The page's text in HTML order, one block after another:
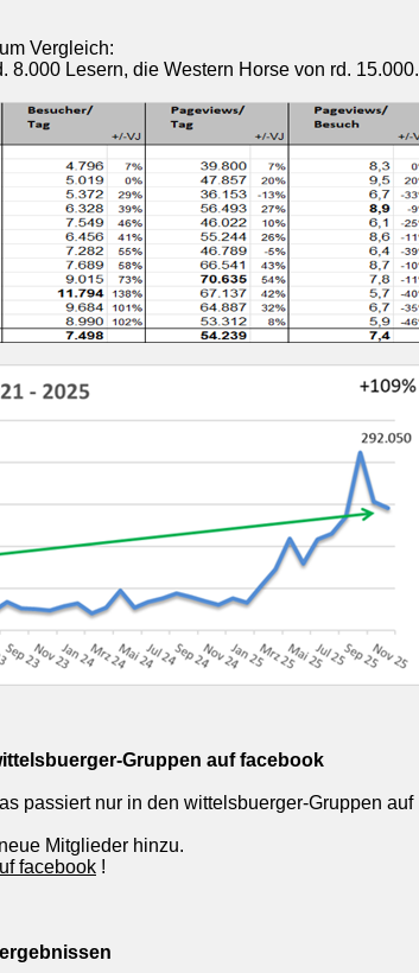
Vergleich:
Lesern, die Western Horse von rd. 15.000.
Gruppen auf facebook
passiert nur in den wittelsbuerger-Gruppen auf
Mitglieder hinzu.
facebook !